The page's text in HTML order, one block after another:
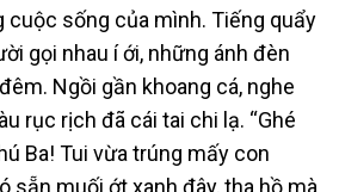
cuộc sống của mình. Tiếng quẩy
gọi nhau í ới, những ánh đèn
Ngồi gần khoang cá, nghe
rục rịch đã cái tai chi lạ. “Ghé
Ba! Tui vừa trúng mấy con
sẵn muối ớt xanh đây, tha hồ mà